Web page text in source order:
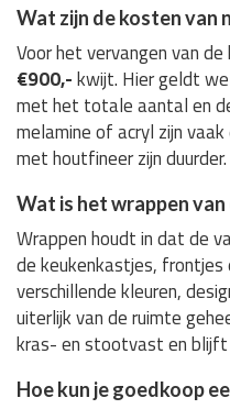
Wat zijn de kosten van
Voor het vervangen van
€900,-kwijt. Hier geldt
met het totale aantal en
melamine of acryl zijn
met houtfineer zijn duurder.
Wat is het wrappen van
Wrappen houdt in dat de
de keukenkastjes,
verschillende kleuren,
uiterlijk van de ruimte
kras- en stootvast en blijft
Hoe kun je goedkoop